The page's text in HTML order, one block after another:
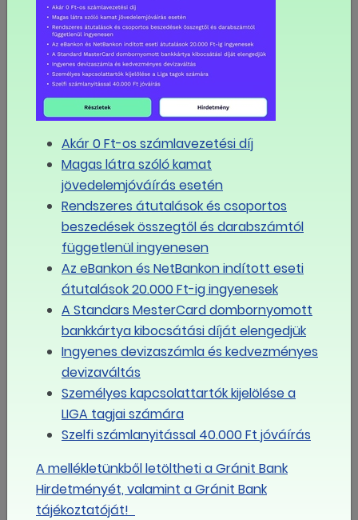
Visszatérne a szociális párbeszéd: állandó munkaügyi
fórum létrehozását javasolják a szakszervezetek
Új társadalmi párbeszédet követelnek a
szakszervezetek a kormánytól
MÉG TÖBB
Eseménynaptár
augusztus
2026
Ke Sze Csü Pé Szo
28 29 30 31 1
4 5
11 12 13 14 15
17 18 19 20 21 22
Akár 0 Ft-os számlavezetési díj
Magas látra szóló kamat
jövedelemjóváírás esetén
Rendszeres átutalások és csoportos
beszedések összegtől és darabszámtól
függetlenül ingyenesen
Az eBankon és NetBankon indított eseti
átutalások 20.000 Ft-ig ingyenesek
A Standars MesterCard dombornyomott
bankkártya kibocsátási díját elengedjük
Ingyenes devizaszámla és kedvezményes
devizaváltás
Személyes kapcsolattartók kijelölése a
LIGA tagjai számára
Szelfi számlanyitással 40.000 Ft jóváírás
A mellékletünkből letöltheti a Gránit Bank
Hirdetményét, valamint a Gránit Bank
tájékoztatóját!